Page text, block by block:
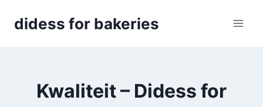
didess for bakeries
Kwaliteit – Didess for